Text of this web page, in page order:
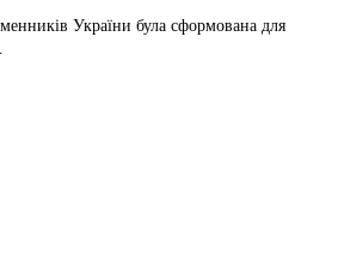
України була сформована для